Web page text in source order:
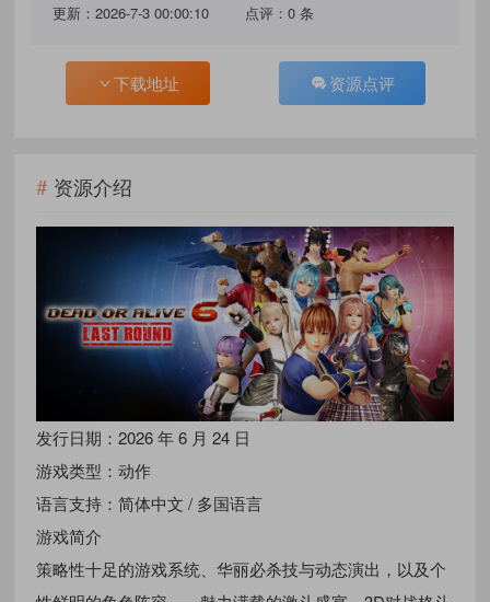
更新：2026-7-3 00:00:10 点评：0 条
下载地址 资源点评
资源介绍
发行日期：2026 年 6 月 24 日
游戏类型：动作
语言支持：简体中文 / 多国语言
游戏简介
策略性十足的游戏系统、华丽必杀技与动态演出，以及个